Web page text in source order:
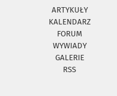
ARTYKUŁY
KALENDARZ
FORUM
WYWIADY
GALERIE
RSS